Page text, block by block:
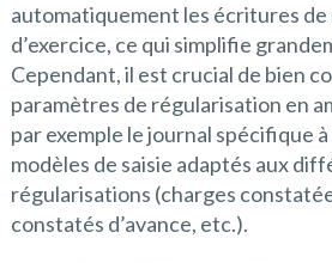
automatiquement les écritures
d’exercice, ce qui simplifie
Cependant, il est crucial de bien
paramètres de régularisation en
par exemple le journal spécifique
modèles de saisie adaptés aux
régularisations (charges
constatés d’avance, etc.).